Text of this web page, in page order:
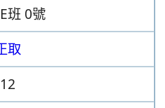
E班 0號
取
12